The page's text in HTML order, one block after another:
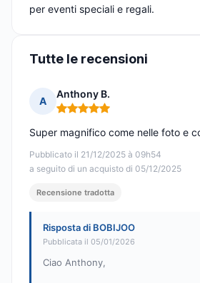
per eventi speciali e regali.
Tutte le recensioni
A
Anthony B.
Nota: 5 su 5
Pubblicato il 21/12/2025 à 09h54
a seguito di un acquisto di 05/12/2025
Super magnifico come nelle foto e
Recensione tradotta
Risposta di BOBIJOO
Pubblicata il 05/01/2026
Ciao Anthony,